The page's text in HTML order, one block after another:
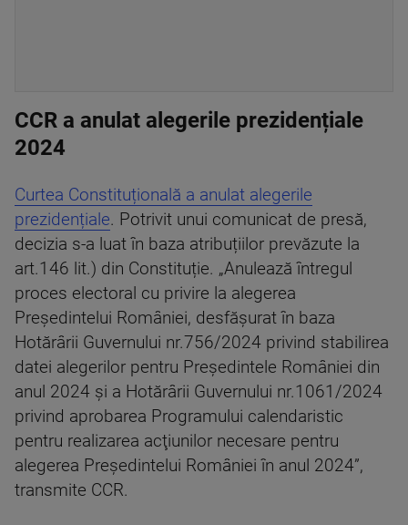
CCR a anulat alegerile prezidențiale
2024
Curtea Constituțională a anulat alegerile
prezidențiale. Potrivit unui comunicat de presă,
decizia s-a luat în baza atribuțiilor prevăzute la
art.146 lit.) din Constituție. „Anulează întregul
proces electoral cu privire la alegerea
Președintelui României, desfășurat în baza
Hotărârii Guvernului nr.756/2024 privind stabilirea
datei alegerilor pentru Preşedintele României din
anul 2024 și a Hotărârii Guvernului nr.1061/2024
privind aprobarea Programului calendaristic
pentru realizarea acţiunilor necesare pentru
alegerea Preşedintelui României în anul 2024”,
transmite CCR.